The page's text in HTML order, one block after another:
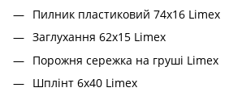
Пилник пластиковий 74х16 Limex
Заглухання 62x15 Limex
Порожня сережка на груші Limex
Шплінт 6x40 Limex